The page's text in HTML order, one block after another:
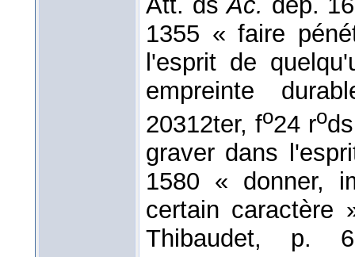
1355 « faire
l'esprit de
empreinte
20312ter, fo24 ro
graver dans
1580 « donner,
certain caractère
Thibaudet, p.